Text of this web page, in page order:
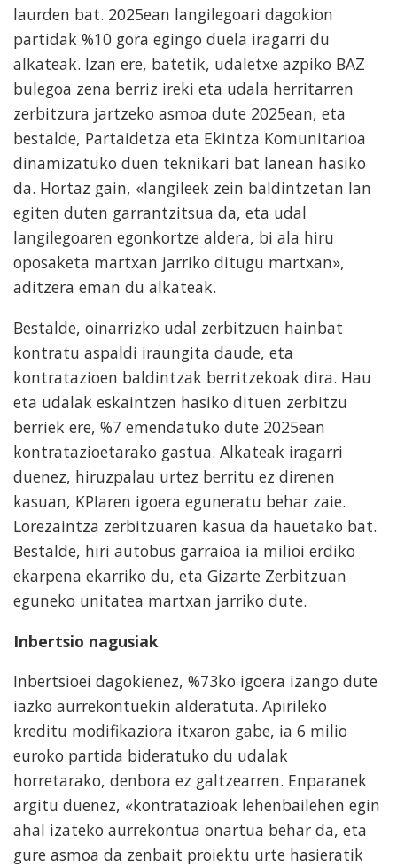
laurden bat. 2025ean langilegoari dagokion
partidak %10 gora egingo duela iragarri du
alkateak. Izan ere, batetik, udaletxe azpiko BAZ
bulegoa zena berriz ireki eta udala herritarren
zerbitzura jartzeko asmoa dute 2025ean, eta
bestalde, Partaidetza eta Ekintza Komunitarioa
dinamizatuko duen teknikari bat lanean hasiko
da. Hortaz gain, «langileek zein baldintzetan lan
egiten duten garrantzitsua da, eta udal
langilegoaren egonkortze aldera, bi ala hiru
oposaketa martxan jarriko ditugu martxan»,
aditzera eman du alkateak.
Bestalde, oinarrizko udal zerbitzuen hainbat
kontratu aspaldi iraungita daude, eta
kontratazioen baldintzak berritzekoak dira. Hau
eta udalak eskaintzen hasiko dituen zerbitzu
berriek ere, %7 emendatuko dute 2025ean
kontratazioetarako gastua. Alkateak iragarri
duenez, hiruzpalau urtez berritu ez direnen
kasuan, KPIaren igoera eguneratu behar zaie.
Lorezaintza zerbitzuaren kasua da hauetako bat.
Bestalde, hiri autobus garraioa ia milioi erdiko
ekarpena ekarriko du, eta Gizarte Zerbitzuan
eguneko unitatea martxan jarriko dute.
Inbertsio nagusiak
Inbertsioei dagokienez, %73ko igoera izango dute
iazko aurrekontuekin alderatuta. Apirileko
kreditu modifikaziora itxaron gabe, ia 6 milio
euroko partida bideratuko du udalak
horretarako, denbora ez galtzearren. Enparanek
argitu duenez, «kontratazioak lehenbailehen egin
ahal izateko aurrekontua onartua behar da, eta
gure asmoa da zenbait proiektu urte hasieratik